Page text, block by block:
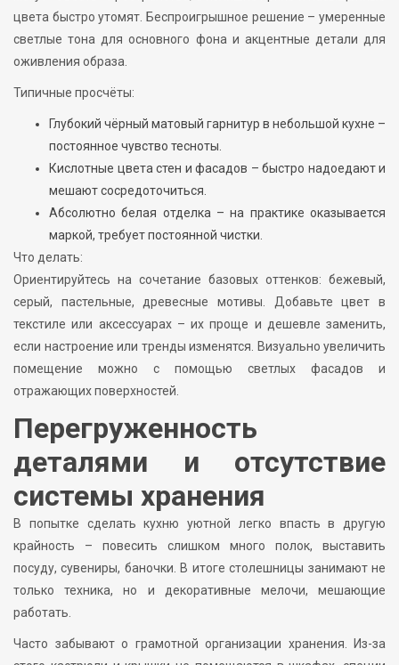
цвета быстро утомят. Беспроигрышное решение – умеренные
светлые тона для основного фона и акцентные детали для
оживления образа.
Типичные просчёты:
Глубокий чёрный матовый гарнитур в небольшой кухне –
постоянное чувство тесноты.
Кислотные цвета стен и фасадов – быстро надоедают и
мешают сосредоточиться.
Абсолютно белая отделка – на практике оказывается
маркой, требует постоянной чистки.
Что делать:
Ориентируйтесь на сочетание базовых оттенков: бежевый,
серый, пастельные, древесные мотивы. Добавьте цвет в
текстиле или аксессуарах – их проще и дешевле заменить,
если настроение или тренды изменятся. Визуально увеличить
помещение можно с помощью светлых фасадов и
отражающих поверхностей.
Перегруженность
деталями и отсутствие
системы хранения
В попытке сделать кухню уютной легко впасть в другую
крайность – повесить слишком много полок, выставить
посуду, сувениры, баночки. В итоге столешницы занимают не
только техника, но и декоративные мелочи, мешающие
работать.
Часто забывают о грамотной организации хранения. Из-за